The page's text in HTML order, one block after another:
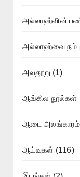
அல்லாஹ்வின்
அல்லாஹ்வை
அவதூறு (1)
ஆங்கில நூல்கள்
ஆடை அலங்காரம்
ஆய்வுகள் (116)